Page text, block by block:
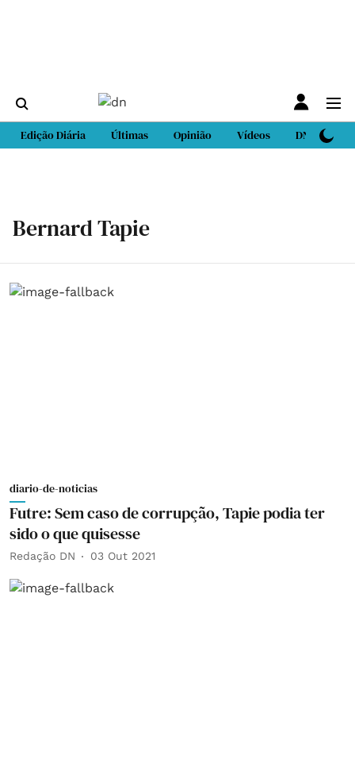
Edição Diária Últimas Opinião Vídeos DN Sport
Bernard Tapie
diario-de-noticias
Futre: Sem caso de corrupção, Tapie podia ter
sido o que quisesse
Redação DN 03 Out 2021